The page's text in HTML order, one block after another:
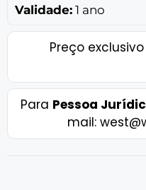
Validade: 1 ano
Preço
Para Pessoa
mail: